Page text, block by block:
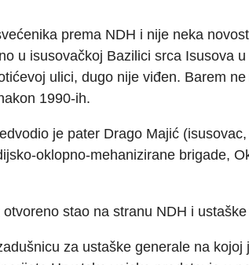
prema NDH i nije neka
u isusovačkoj Bazilici srca Isusova u
ulici, dugo nije viđen. Barem
1990-ih.
je pater Drago Majić (isusovac,
oklopno-mehanizirane brigade,
stao na stranu NDH i
za ustaške generale na kojoj